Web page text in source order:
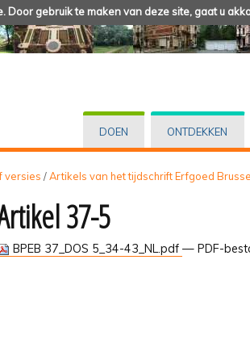
gebruik te maken van deze site, gaat u
DOEN ONTDEKKEN
versies /Artikels van het tijdschrift Erfgoed
37-5
BPEB 37_DOS 5_34-43_NL.pdf — PDF-